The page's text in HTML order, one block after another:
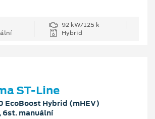
92 kW/125 k
Hybrid
ST-Line
EcoBoost Hybrid (mHEV)
6st. manuální